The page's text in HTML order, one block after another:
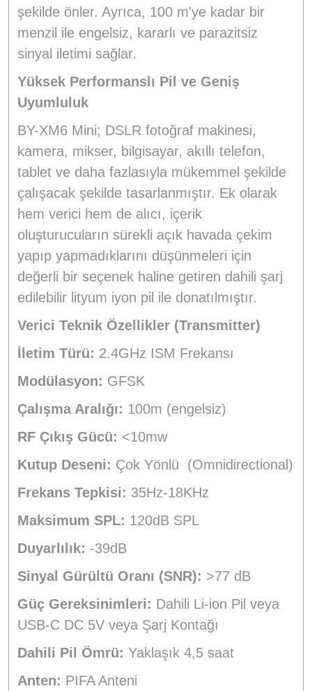
şekilde önler. Ayrıca, 100 m'ye kadar bir
menzil ile engelsiz, kararlı ve parazitsiz
sinyal iletimi sağlar.
Yüksek Performanslı Pil ve Geniş
Uyumluluk
BY-XM6 Mini; DSLR fotoğraf makinesi,
kamera, mikser, bilgisayar, akıllı telefon,
tablet ve daha fazlasıyla mükemmel şekilde
çalışacak şekilde tasarlanmıştır. Ek olarak
hem verici hem de alıcı, içerik
oluşturucuların sürekli açık havada çekim
yapıp yapmadıklarını düşünmeleri için
değerli bir seçenek haline getiren dahili şarj
edilebilir lityum iyon pil ile donatılmıştır.
Verici Teknik Özellikler (Transmitter)
İletim Türü: 2.4GHz ISM Frekansı
Modülasyon: GFSK
Çalışma Aralığı: 100m (engelsiz)
RF Çıkış Gücü: <10mw
Kutup Deseni: Çok Yönlü (Omnidirectional)
Frekans Tepkisi: 35Hz-18KHz
Maksimum SPL: 120dB SPL
Duyarlılık: -39dB
Sinyal Gürültü Oranı (SNR): >77 dB
Güç Gereksinimleri: Dahili Li-ion Pil veya
USB-C DC 5V veya Şarj Kontağı
Dahili Pil Ömrü: Yaklaşık 4,5 saat
Anten: PIFA Anteni